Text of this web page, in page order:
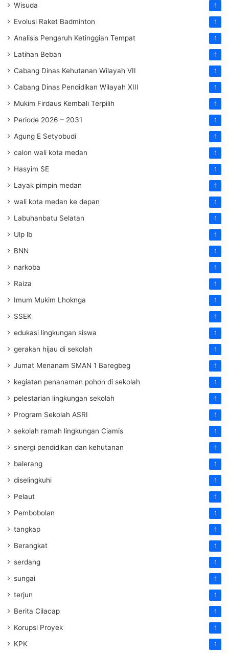
Wisuda 1
Evolusi Raket Badminton 1
Analisis Pengaruh Ketinggian Tempat 1
Latihan Beban 1
Cabang Dinas Kehutanan Wilayah VII 1
Cabang Dinas Pendidikan Wilayah XIII 1
Mukim Firdaus Kembali Terpilih 1
Periode 2026 – 2031 1
Agung E Setyobudi 1
calon wali kota medan 1
Hasyim SE 1
Layak pimpin medan 1
wali kota medan ke depan 1
Labuhanbatu Selatan 1
Ulp lb 1
BNN 1
narkoba 1
Raiza 1
Imum Mukim Lhoknga 1
SSEK 1
edukasi lingkungan siswa 1
gerakan hijau di sekolah 1
Jumat Menanam SMAN 1 Baregbeg 1
kegiatan penanaman pohon di sekolah 1
pelestarian lingkungan sekolah 1
Program Sekolah ASRI 1
sekolah ramah lingkungan Ciamis 1
sinergi pendidikan dan kehutanan 1
balerang 1
diselingkuhi 1
Pelaut 1
Pembobolan 1
tangkap 1
Berangkat 1
serdang 1
sungai 1
terjun 1
Berita Cilacap 1
Korupsi Proyek 1
KPK 1